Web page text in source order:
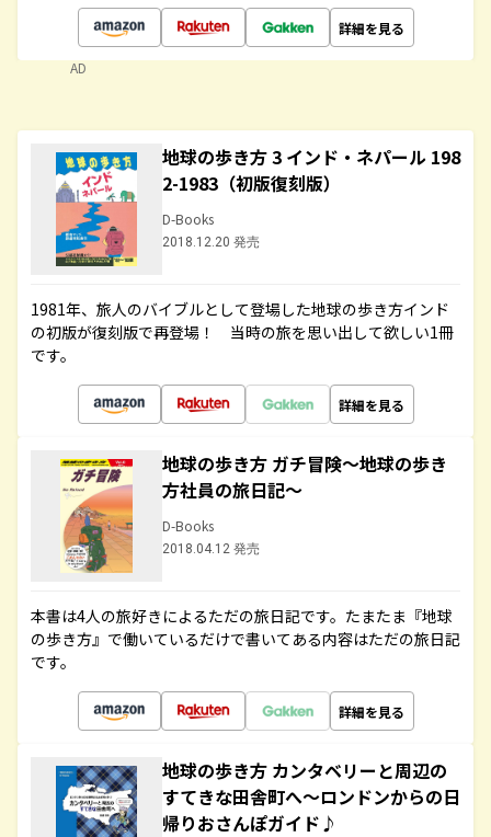
詳細を見る
AD
地球の歩き方 3 インド・ネパール 198
2-1983（初版復刻版）
D-Books
2018.12.20 発売
1981年、旅人のバイブルとして登場した地球の歩き方インド
の初版が復刻版で再登場！ 当時の旅を思い出して欲しい1冊
です。
詳細を見る
地球の歩き方 ガチ冒険～地球の歩き
方社員の旅日記～
D-Books
2018.04.12 発売
本書は4人の旅好きによるただの旅日記です。たまたま『地球
の歩き方』で働いているだけで書いてある内容はただの旅日記
です。
詳細を見る
地球の歩き方 カンタベリーと周辺の
すてきな田舎町へ～ロンドンからの日
帰りおさんぽガイド♪